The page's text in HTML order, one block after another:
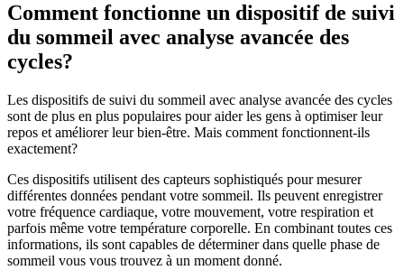
Comment fonctionne un dispositif de suivi
du sommeil avec analyse avancée des
cycles?
Les dispositifs de suivi du sommeil avec analyse avancée des cycles
sont de plus en plus populaires pour aider les gens à optimiser leur
repos et améliorer leur bien-être. Mais comment fonctionnent-ils
exactement?
Ces dispositifs utilisent des capteurs sophistiqués pour mesurer
différentes données pendant votre sommeil. Ils peuvent enregistrer
votre fréquence cardiaque, votre mouvement, votre respiration et
parfois même votre température corporelle. En combinant toutes ces
informations, ils sont capables de déterminer dans quelle phase de
sommeil vous vous trouvez à un moment donné.